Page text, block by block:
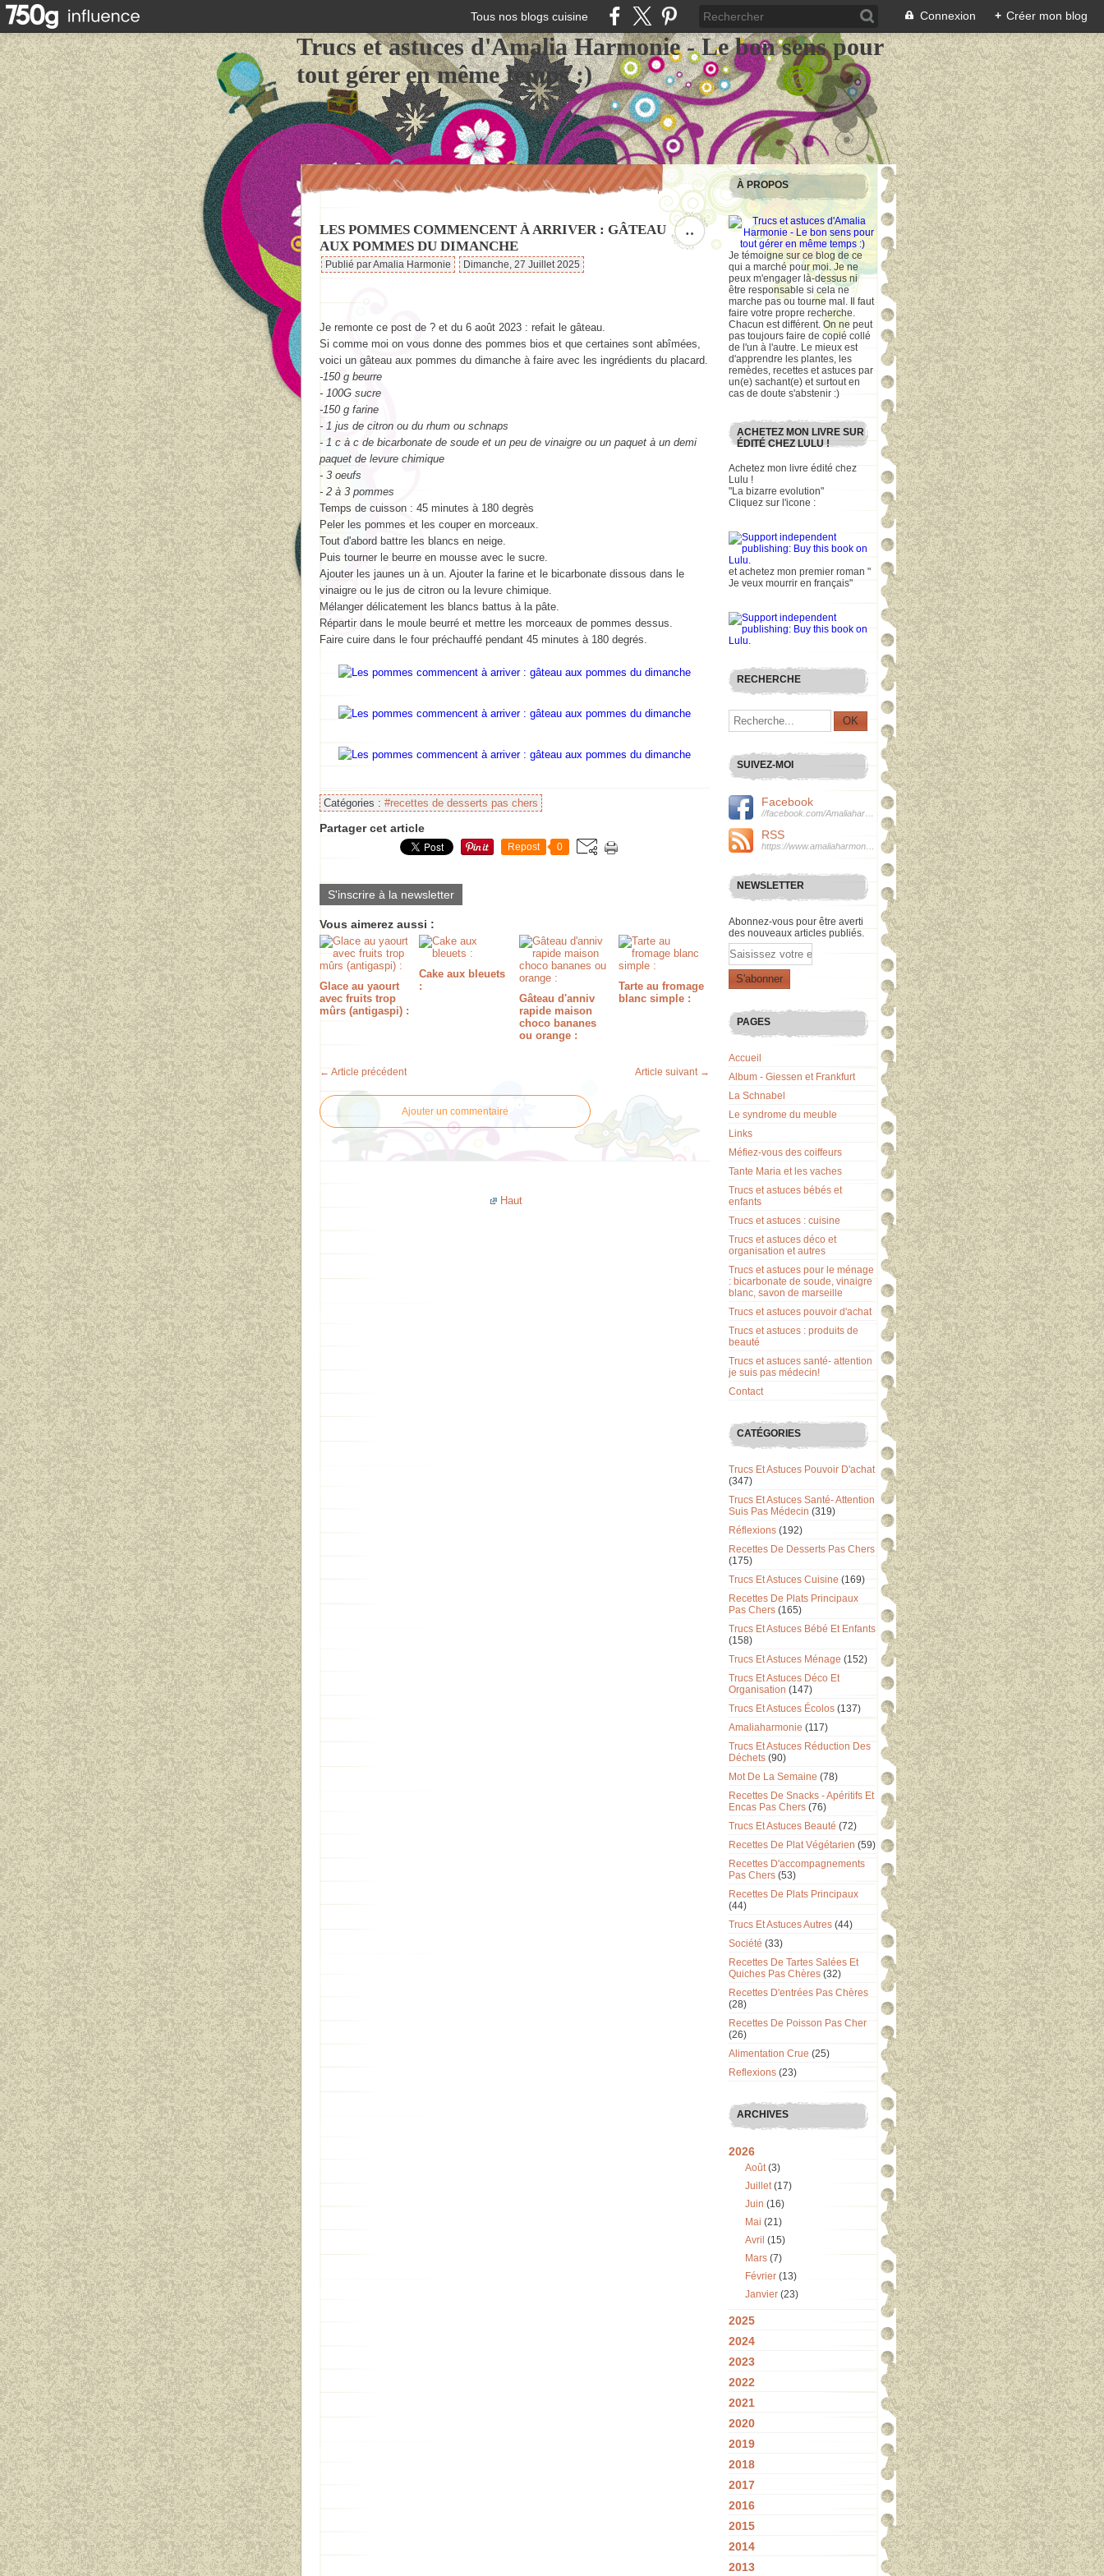
Tous nos blogs cuisine Connexion + Créer mon blog
Trucs et astuces d'Amalia Harmonie - Le bon sens pour
tout gérer en même temps :)
…
LES POMMES COMMENCENT À ARRIVER : GÂTEAU
AUX POMMES DU DIMANCHE
Publié par Amalia Harmonie Dimanche, 27 Juillet 2025
Je remonte ce post de ? et du 6 août 2023 : refait le gâteau.
Si comme moi on vous donne des pommes bios et que certaines sont abîmées,
voici un gâteau aux pommes du dimanche à faire avec les ingrédients du placard.
-150 g beurre
- 100G sucre
-150 g farine
- 1 jus de citron ou du rhum ou schnaps
- 1 c à c de bicarbonate de soude et un peu de vinaigre ou un paquet à un demi
paquet de levure chimique
- 3 oeufs
- 2 à 3 pommes
Temps de cuisson : 45 minutes à 180 degrès
Peler les pommes et les couper en morceaux.
Tout d'abord battre les blancs en neige.
Puis tourner le beurre en mousse avec le sucre.
Ajouter les jaunes un à un. Ajouter la farine et le bicarbonate dissous dans le
vinaigre ou le jus de citron ou la levure chimique.
Mélanger délicatement les blancs battus à la pâte.
Répartir dans le moule beurré et mettre les morceaux de pommes dessus.
Faire cuire dans le four préchauffé pendant 45 minutes à 180 degrés.
Catégories : #recettes de desserts pas chers
Partager cet article
Repost 0
S'inscrire à la newsletter
Vous aimerez aussi :
Glace au yaourt
avec fruits trop
mûrs (antigaspi) :
Cake aux bleuets
:
Gâteau d'anniv
rapide maison
choco bananes
ou orange :
Tarte au fromage
blanc simple :
← Article précédent Article suivant →
Ajouter un commentaire
Haut
À PROPOS
Je témoigne sur ce blog de ce
qui a marché pour moi. Je ne
peux m'engager là-dessus ni
être responsable si cela ne
marche pas ou tourne mal. Il faut
faire votre propre recherche.
Chacun est différent. On ne peut
pas toujours faire de copié collé
de l'un à l'autre. Le mieux est
d'apprendre les plantes, les
remèdes, recettes et astuces par
un(e) sachant(e) et surtout en
cas de doute s'abstenir :)
ACHETEZ MON LIVRE SUR
ÉDITÉ CHEZ LULU !
Achetez mon livre édité chez
Lulu !
"La bizarre evolution"
Cliquez sur l'icone :
et achetez mon premier roman "
Je veux mourrir en français"
RECHERCHE
SUIVEZ-MOI
Facebook
RSS
NEWSLETTER
Abonnez-vous pour être averti
des nouveaux articles publiés.
Email
PAGES
Accueil
Album - Giessen et Frankfurt
La Schnabel
Le syndrome du meuble
Links
Méfiez-vous des coiffeurs
Tante Maria et les vaches
Trucs et astuces bébés et
enfants
Trucs et astuces : cuisine
Trucs et astuces déco et
organisation et autres
Trucs et astuces pour le ménage
: bicarbonate de soude, vinaigre
blanc, savon de marseille
Trucs et astuces pouvoir d'achat
Trucs et astuces : produits de
beauté
Trucs et astuces santé- attention
je suis pas médecin!
Contact
CATÉGORIES
Trucs Et Astuces Pouvoir D'achat
(347)
Trucs Et Astuces Santé- Attention
Suis Pas Médecin (319)
Réflexions (192)
Recettes De Desserts Pas Chers
(175)
Trucs Et Astuces Cuisine (169)
Recettes De Plats Principaux
Pas Chers (165)
Trucs Et Astuces Bébé Et Enfants
(158)
Trucs Et Astuces Ménage (152)
Trucs Et Astuces Déco Et
Organisation (147)
Trucs Et Astuces Écolos (137)
Amaliaharmonie (117)
Trucs Et Astuces Réduction Des
Déchets (90)
Mot De La Semaine (78)
Recettes De Snacks - Apéritifs Et
Encas Pas Chers (76)
Trucs Et Astuces Beauté (72)
Recettes De Plat Végétarien (59)
Recettes D'accompagnements
Pas Chers (53)
Recettes De Plats Principaux
(44)
Trucs Et Astuces Autres (44)
Société (33)
Recettes De Tartes Salées Et
Quiches Pas Chères (32)
Recettes D'entrées Pas Chères
(28)
Recettes De Poisson Pas Cher
(26)
Alimentation Crue (25)
Reflexions (23)
ARCHIVES
2026
Août(3)
Juillet(17)
Juin (16)
Mai (21)
Avril (15)
Mars (7)
Février (13)
Janvier (23)
2025
2024
2023
2022
2021
2020
2019
2018
2017
2016
2015
2014
2013